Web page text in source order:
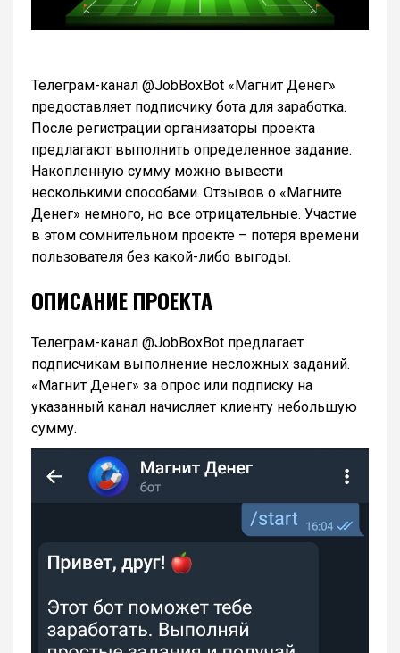
Телеграм-канал @JobBoxBot «Магнит Денег»
предоставляет подписчику бота для заработка.
После регистрации организаторы проекта
предлагают выполнить определенное задание.
Накопленную сумму можно вывести
несколькими способами. Отзывов о «Магните
Денег» немного, но все отрицательные. Участие
в этом сомнительном проекте – потеря времени
пользователя без какой-либо выгоды.
ОПИСАНИЕ ПРОЕКТА
Телеграм-канал @JobBoxBot предлагает
подписчикам выполнение несложных заданий.
«Магнит Денег» за опрос или подписку на
указанный канал начисляет клиенту небольшую
сумму.